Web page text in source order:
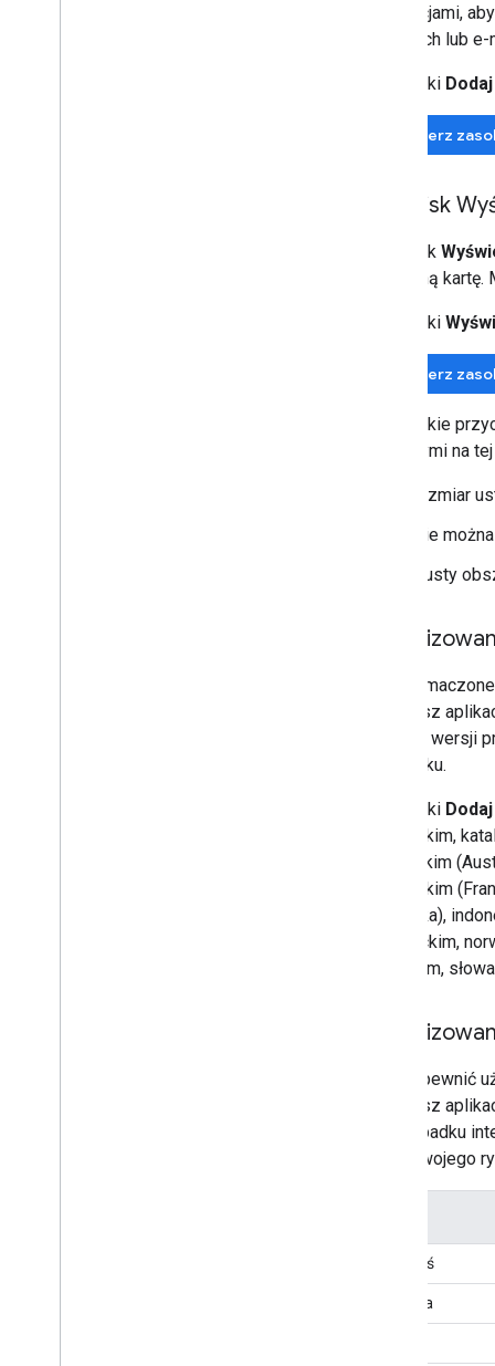
instrukcjami,
witrynach lub
Przyciski
Pobierz
Przycisk
Przycisk
zapisaną
Przyciski
Pobierz
Wszystkie
opisanymi na
rozmiar
Nie
Pusty
tworzysz
własnej
przycisku.
Przyciski
bułgarskim,
angielskim
francuskim
Łacińska),
niemieckim,
serbskim,
Aby zapewnić
tworzysz
w przypadku
Jeśli Twojego
Białoruś
Brazylia